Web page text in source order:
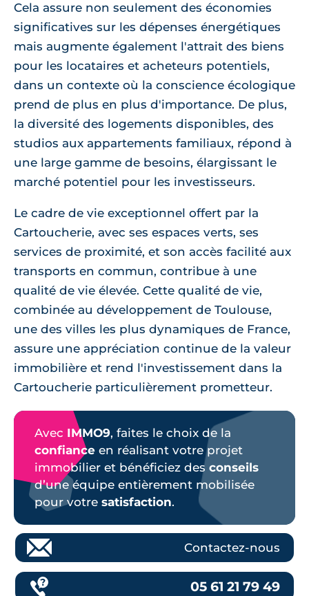
Cela assure non seulement des économies
significatives sur les dépenses énergétiques
mais augmente également l'attrait des biens
pour les locataires et acheteurs potentiels,
dans un contexte où la conscience écologique
prend de plus en plus d'importance. De plus,
la diversité des logements disponibles, des
studios aux appartements familiaux, répond à
une large gamme de besoins, élargissant le
marché potentiel pour les investisseurs.
Le cadre de vie exceptionnel offert par la
Cartoucherie, avec ses espaces verts, ses
services de proximité, et son accès facilité aux
transports en commun, contribue à une
qualité de vie élevée. Cette qualité de vie,
combinée au développement de Toulouse,
une des villes les plus dynamiques de France,
assure une appréciation continue de la valeur
immobilière et rend l'investissement dans la
Cartoucherie particulièrement prometteur.
Avec IMMO9, faites le choix de la
confiance en réalisant votre projet
immobilier et bénéficiez des conseils
d’une équipe entièrement mobilisée
pour votre satisfaction.
Contactez-nous
05 61 21 79 49